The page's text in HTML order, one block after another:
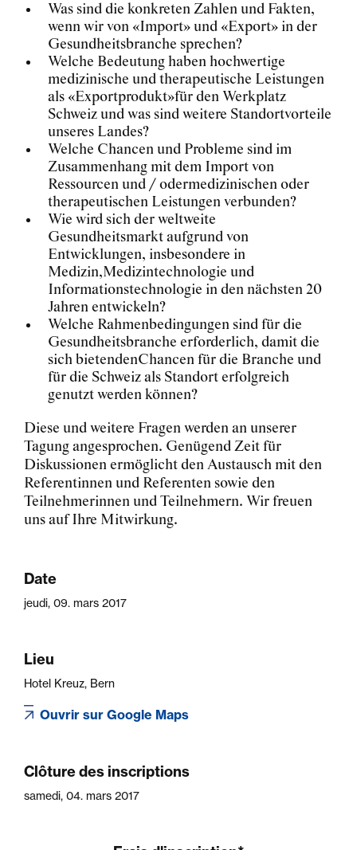
Was sind die konkreten Zahlen und Fakten,
wenn wir von «Import» und «Export» in der
Gesundheitsbranche sprechen?
Welche Bedeutung haben hochwertige
medizinische und therapeutische Leistungen
als «Exportprodukt»für den Werkplatz
Schweiz und was sind weitere Standortvorteile
unseres Landes?
Welche Chancen und Probleme sind im
Zusammenhang mit dem Import von
Ressourcen und / odermedizinischen oder
therapeutischen Leistungen verbunden?
Wie wird sich der weltweite
Gesundheitsmarkt aufgrund von
Entwicklungen, insbesondere in
Medizin,Medizintechnologie und
Informationstechnologie in den nächsten 20
Jahren entwickeln?
Welche Rahmenbedingungen sind für die
Gesundheitsbranche erforderlich, damit die
sich bietendenChancen für die Branche und
für die Schweiz als Standort erfolgreich
genutzt werden können?
Diese und weitere Fragen werden an unserer
Tagung angesprochen. Genügend Zeit für
Diskussionen ermöglicht den Austausch mit den
Referentinnen und Referenten sowie den
Teilnehmerinnen und Teilnehmern. Wir freuen
uns auf Ihre Mitwirkung.
Date
jeudi, 09. mars 2017
Lieu
Hotel Kreuz, Bern
Ouvrir sur Google Maps
Clôture des inscriptions
samedi, 04. mars 2017